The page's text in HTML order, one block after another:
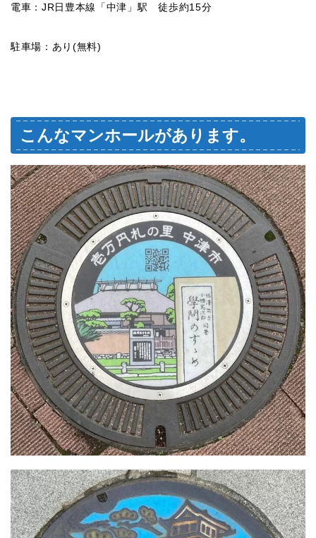
電車：JR日豊本線「中津」駅 徒歩約15分
駐車場：あり(無料)
こんなマンホールがあります。